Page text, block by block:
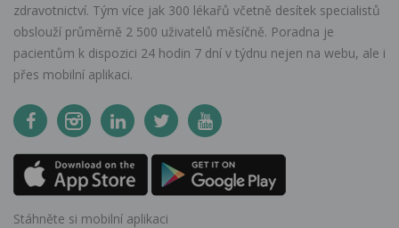
zdravotnictví. Tým více jak 300 lékařů včetně desítek specialistů
obslouží průměrně 2 500 uživatelů měsíčně. Poradna je
pacientům k dispozici 24 hodin 7 dní v týdnu nejen na webu, ale i
přes mobilní aplikaci.
Stáhněte si mobilní aplikaci